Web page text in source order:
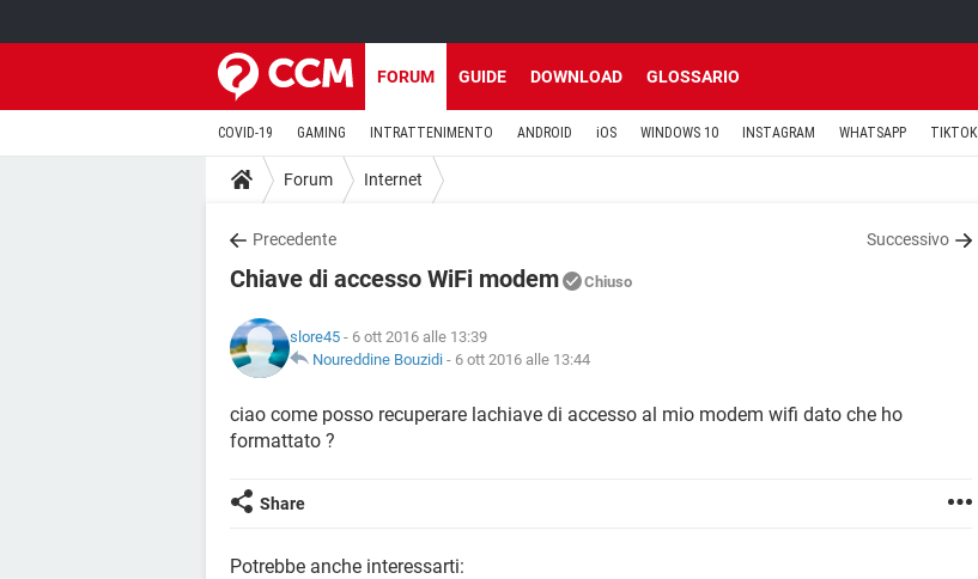
FORUM GUIDE DOWNLOAD GLOSSARIO
COVID-19 GAMING INTRATTENIMENTO ANDROID iOS WINDOWS 10 INSTAGRAM WHATSAPP TIKTOK
Forum Internet
Precedente Successivo
Chiave di accesso WiFi modem Chiuso
slore45 - 6 ott 2016 alle 13:39
Noureddine Bouzidi - 6 ott 2016 alle 13:44
ciao come posso recuperare lachiave di accesso al mio modem wifi dato che ho
formattato ?
Share
Potrebbe anche interessarti: